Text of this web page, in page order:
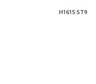
H1615 ST9